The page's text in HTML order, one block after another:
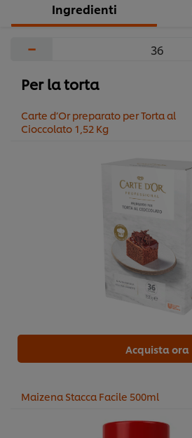
Ingredienti
−
Per la torta
Carte d’Or preparato per Torta al
Cioccolato 1,52 Kg
Acquista ora
Maizena Stacca Facile 500ml